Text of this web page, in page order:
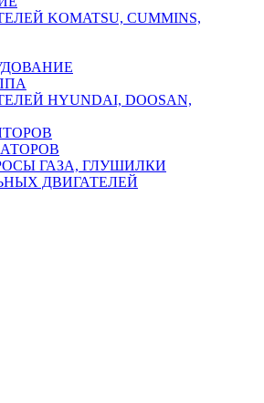
KOMATSU, CUMMINS,
HYUNDAI, DOOSAN,
ГАЗА, ГЛУШИЛКИ
ДВИГАТЕЛЕЙ